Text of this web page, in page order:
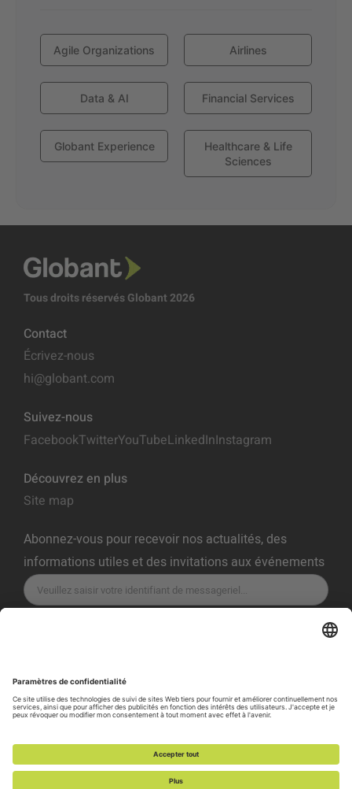
Agile Organizations Airlines
Data & AI Financial Services
Globant Experience
Healthcare & Life
Sciences
Tous droits réservés Globant 2026
Contact
Écrivez-nous
hi@globant.com
Suivez-nous
FacebookTwitterYouTubeLinkedInInstagram
Découvrez en plus
Site map
Abonnez-vous pour recevoir nos actualités, des
informations utiles et des invitations aux événements
Politique De Confidentialité
Politique De Cookies
Préférences En Matière De Cookies